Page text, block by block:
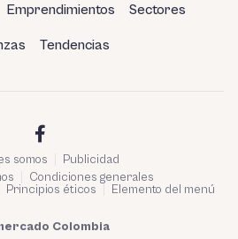
Emprendimientos Sectores
Tendencias
somos
Publicidad
Condiciones generales
Principios éticos Elemento del menú
Colombia